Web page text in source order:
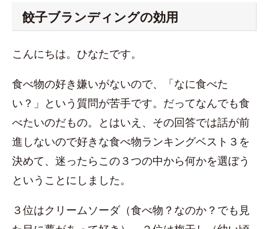
餃子ブランディングの効用
こんにちは。ひなたです。
食べ物の好き嫌いがないので、「なに食べた
い？」という質問が苦手です。だってなんでも食
べたいのだもの。とはいえ、その回答では話が前
進しないので好きな食べ物ランキングベスト３を
決めて、迷ったらこの３つの中から何かを選ぼう
ということにしました。
３位はクリームソーダ（食べ物？なのか？でも見